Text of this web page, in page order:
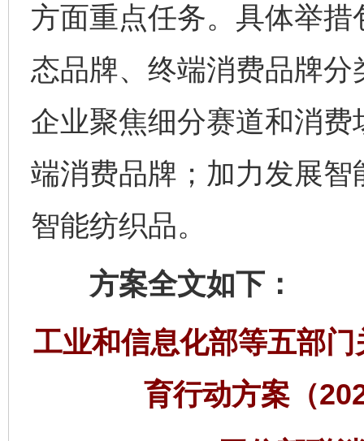
方面重点任务。具体举
态品牌、终端消费品牌
企业聚焦细分赛道和消
端消费品牌；加力发展
智能纺织品。
方案全文如下：
工业和信息化部等五部
育行动方案（